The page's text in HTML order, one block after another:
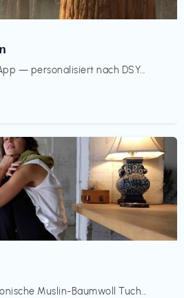
— personalisiert nach DSY...
Muslin-Baumwoll Tuch...